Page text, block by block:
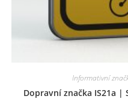
Informativní
Dopravní značka IS21a